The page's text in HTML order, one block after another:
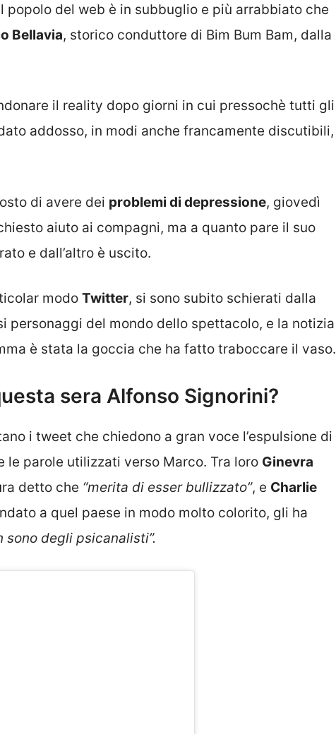
popolo del web è in subbuglio e più arrabbiato che
Bellavia, storico conduttore di Bim Bum Bam, dalla
il reality dopo giorni in cui pressochè tutti gli
addosso, in modi anche francamente discutibili,
di avere dei problemi di depressione, giovedì
aiuto ai compagni, ma a quanto pare il suo
e dall’altro è uscito.
modo Twitter, si sono subito schierati dalla
personaggi del mondo dello spettacolo, e la notizia
è stata la goccia che ha fatto traboccare il vaso.
sera Alfonso Signorini?
i tweet che chiedono a gran voce l’espulsione di
le parole utilizzati verso Marco. Tra loro Ginevra
detto che “merita di esser bullizzato”, e Charlie
a quel paese in modo molto colorito, gli ha
sono degli psicanalisti”.